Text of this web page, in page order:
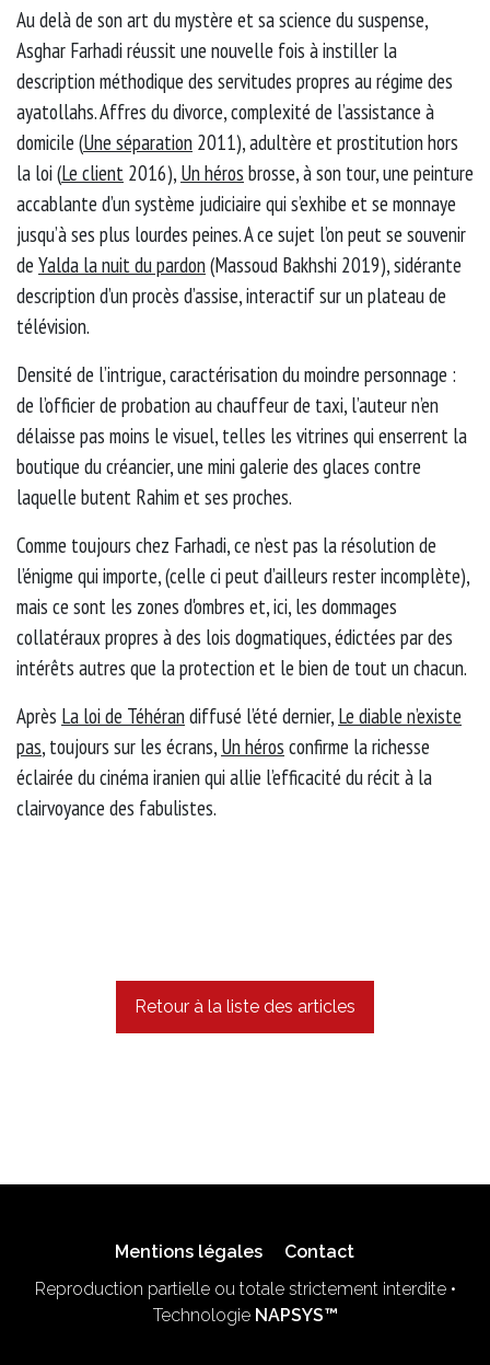
Au delà de son art du mystère et sa science du suspense,
Asghar Farhadi réussit une nouvelle fois à instiller la
description méthodique des servitudes propres au régime des
ayatollahs. Affres du divorce, complexité de l’assistance à
domicile (Une séparation 2011), adultère et prostitution hors
la loi (Le client 2016), Un héros brosse, à son tour, une peinture
accablante d’un système judiciaire qui s’exhibe et se monnaye
jusqu’à ses plus lourdes peines. A ce sujet l’on peut se souvenir
de Yalda la nuit du pardon(Massoud Bakhshi 2019), sidérante
description d’un procès d’assise, interactif sur un plateau de
télévision.
Densité de l’intrigue, caractérisation du moindre personnage :
de l’officier de probation au chauffeur de taxi, l’auteur n’en
délaisse pas moins le visuel, telles les vitrines qui enserrent la
boutique du créancier, une mini galerie des glaces contre
laquelle butent Rahim et ses proches.
Comme toujours chez Farhadi, ce n’est pas la résolution de
l’énigme qui importe, (celle ci peut d’ailleurs rester incomplète),
mais ce sont les zones d'ombres et, ici, les dommages
collatéraux propres à des lois dogmatiques, édictées par des
intérêts autres que la protection et le bien de tout un chacun.
Après La loi de Téhérandiffusé l’été dernier, Le diable n’existe
pas, toujours sur les écrans, Un héros confirme la richesse
éclairée du cinéma iranien qui allie l’efficacité du récit à la
clairvoyance des fabulistes.
Retour à la liste des articles
Mentions légales
Contact
Reproduction partielle ou totale strictement interdite •
Technologie NAPSYS™